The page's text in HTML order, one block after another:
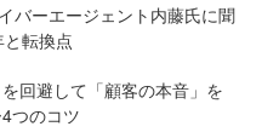
バーエージェント内藤氏に聞
転換点
回避して「顧客の本音」を
4つのコツ